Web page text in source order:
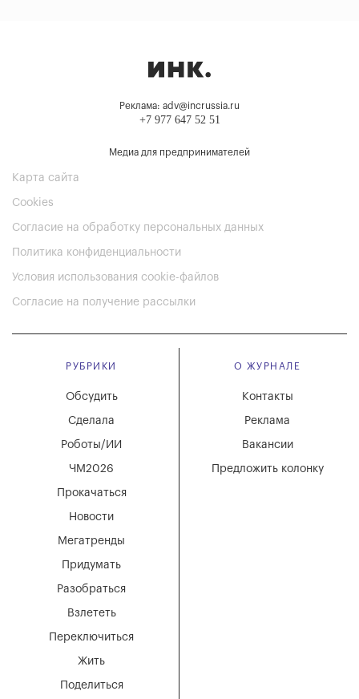
Реклама: adv@incrussia.ru
+7 977 647 52 51
Медиа для предпринимателей
Карта сайта
Cookies
Согласие на обработку персональных данных
Политика конфиденциальности
Условия использования cookie-файлов
Согласие на получение рассылки
РУБРИКИ
Мегатренды
Придумать
Разобраться
Взлететь
Новости
Переключиться
Жить
Поделиться
Обсудить
Сделала
Роботы/ИИ
ЧМ2026
Прокачаться
О ЖУРНАЛЕ
Вакансии
Реклама
Контакты
Предложить колонку